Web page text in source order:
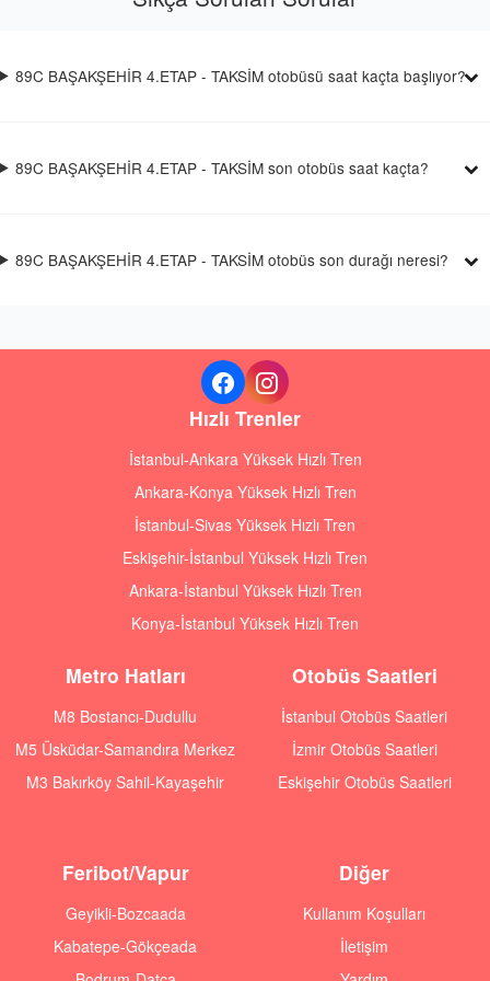
89C BAŞAKŞEHİR 4.ETAP - TAKSİM otobüsü saat kaçta başlıyor?
89C BAŞAKŞEHİR 4.ETAP - TAKSİM son otobüs saat kaçta?
89C BAŞAKŞEHİR 4.ETAP - TAKSİM otobüs son durağı neresi?
Hızlı Trenler
İstanbul-Ankara Yüksek Hızlı Tren
Ankara-Konya Yüksek Hızlı Tren
İstanbul-Sivas Yüksek Hızlı Tren
Eskişehir-İstanbul Yüksek Hızlı Tren
Ankara-İstanbul Yüksek Hızlı Tren
Konya-İstanbul Yüksek Hızlı Tren
Metro Hatları
M8 Bostancı-Dudullu
M5 Üsküdar-Samandıra Merkez
M3 Bakırköy Sahil-Kayaşehir
Otobüs Saatleri
İstanbul Otobüs Saatleri
İzmir Otobüs Saatleri
Eskişehir Otobüs Saatleri
Feribot/Vapur
Geyikli-Bozcaada
Kabatepe-Gökçeada
Diğer
Kullanım Koşulları
İletişim